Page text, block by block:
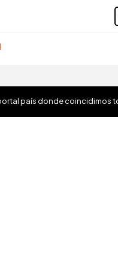
país donde coincidimos